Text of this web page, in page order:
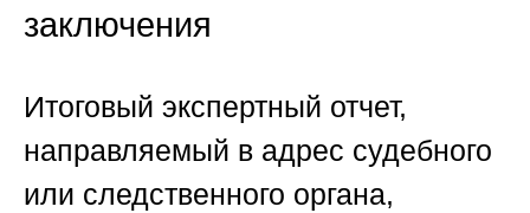
заключения
Итоговый экспертный отчет,
направляемый в адрес судебного
или следственного органа,